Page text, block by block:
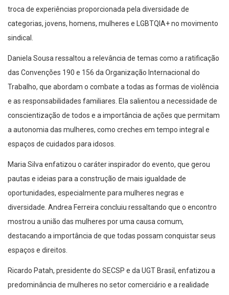
troca de experiências proporcionada pela diversidade de
categorias, jovens, homens, mulheres e LGBTQIA+ no movimento
sindical.
Daniela Sousa ressaltou a relevância de temas como a ratificação
das Convenções 190 e 156 da Organização Internacional do
Trabalho, que abordam o combate a todas as formas de violência
e as responsabilidades familiares. Ela salientou a necessidade de
conscientização de todos e a importância de ações que permitam
a autonomia das mulheres, como creches em tempo integral e
espaços de cuidados para idosos.
Maria Silva enfatizou o caráter inspirador do evento, que gerou
pautas e ideias para a construção de mais igualdade de
oportunidades, especialmente para mulheres negras e
diversidade. Andrea Ferreira concluiu ressaltando que o encontro
mostrou a união das mulheres por uma causa comum,
destacando a importância de que todas possam conquistar seus
espaços e direitos.
Ricardo Patah, presidente do SECSP e da UGT Brasil, enfatizou a
predominância de mulheres no setor comerciário e a realidade